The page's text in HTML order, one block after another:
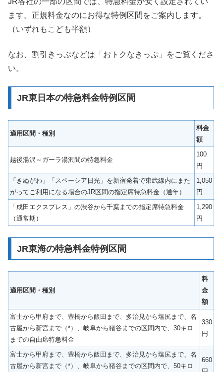
ます。正規料金なのにお得な特例区間をご案内します。
（いずれもこども半額）
なお、割引きっぷなどは「おトクなきっぷ」をご覧くださ
い。
JR東日本の特急料金特例区間
適用区間・種別
料金
額
越後湯沢～ガーラ湯沢間の特急料金
100
円
「きぬがわ」「スペーシア日光」を新宿発着で東武線内にまた
がってご利用になる場合のJR区間の指定席特急料金（通年）
1,050
円
「成田エクスプレス」の渋谷から千葉までの指定席特急料金
（通常期）
1,290
円
JR東海の特急料金特例区間
適用区間・種別
料
金
額
富士から甲府まで、豊橋から飯田まで、多治見から塩尻まで、名
古屋から新宮まで（*）、岐阜から猪谷までの区間内で、30キロ
までの自由席特急料金
330
円
富士から甲府まで、豊橋から飯田まで、多治見から塩尻まで、名
古屋から新宮まで（*）、岐阜から猪谷までの区間内で、50キロ
660